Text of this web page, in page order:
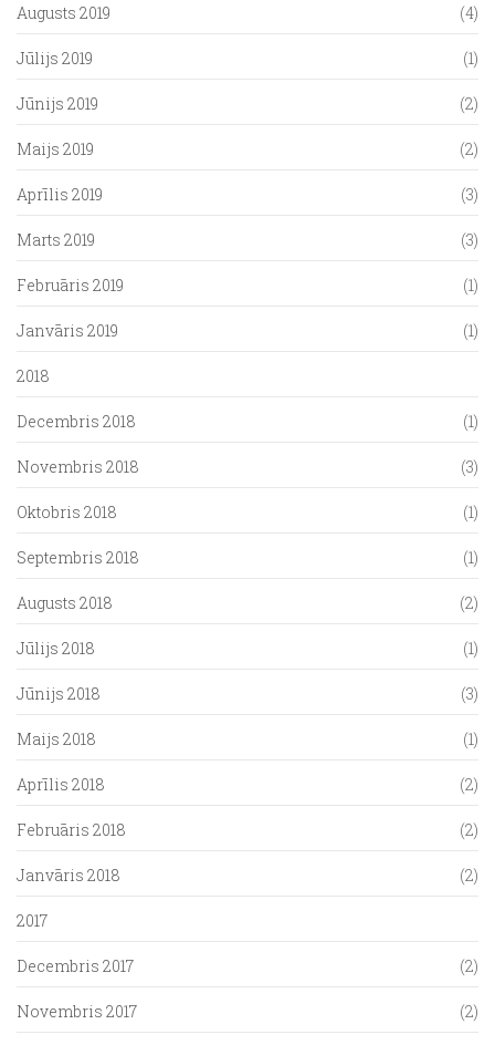
Augusts 2019 (4)
Jūlijs 2019 (1)
Jūnijs 2019 (2)
Maijs 2019 (2)
Aprīlis 2019 (3)
Marts 2019 (3)
Februāris 2019 (1)
Janvāris 2019 (1)
2018
Decembris 2018 (1)
Novembris 2018 (3)
Oktobris 2018 (1)
Septembris 2018 (1)
Augusts 2018 (2)
Jūlijs 2018 (1)
Jūnijs 2018 (3)
Maijs 2018 (1)
Aprīlis 2018 (2)
Februāris 2018 (2)
Janvāris 2018 (2)
2017
Decembris 2017 (2)
Novembris 2017 (2)